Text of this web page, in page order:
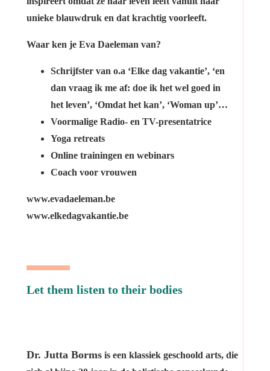
unieke blauwdruk en dat krachtig voorleeft.
Waar ken je Eva Daeleman van?
Schrijfster van o.a ‘Elke dag vakantie’, ‘en
dan vraag ik me af: doe ik het wel goed in
het leven’, ‘Omdat het kan’, ‘Woman up’…
Voormalige Radio- en TV-presentatrice
Yoga retreats
Online trainingen en webinars
Coach voor vrouwen
www.evadaeleman.be
www.elkedagvakantie.be
Let them listen to their bodies
Dr. Jutta Borms is een klassiek geschoold arts, die